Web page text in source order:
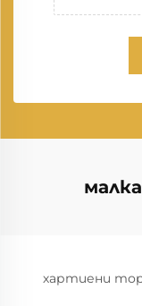
хартиени